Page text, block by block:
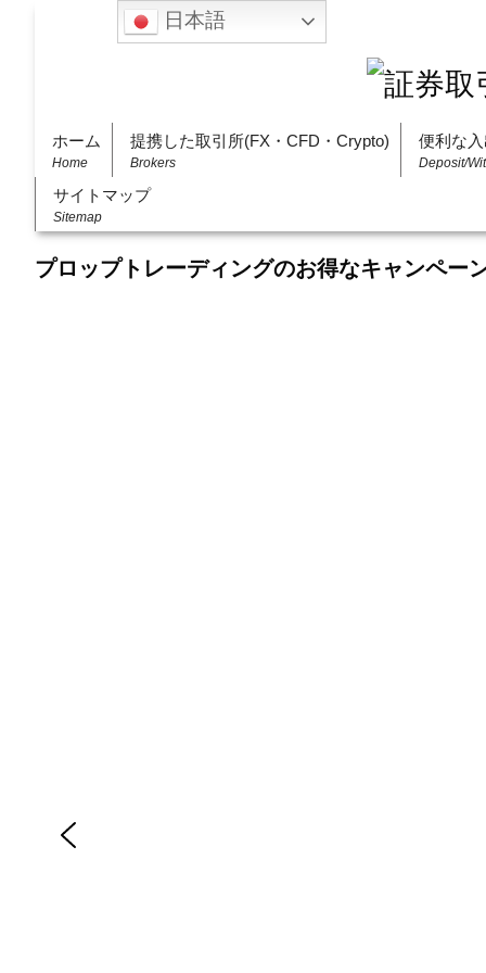
ホーム
Home
提携した取引所(FX・CFD・Crypto)
Brokers
便利な
Deposit/
サイトマップ
Sitemap
プロップトレーディングのお得なキャンペー
日本語